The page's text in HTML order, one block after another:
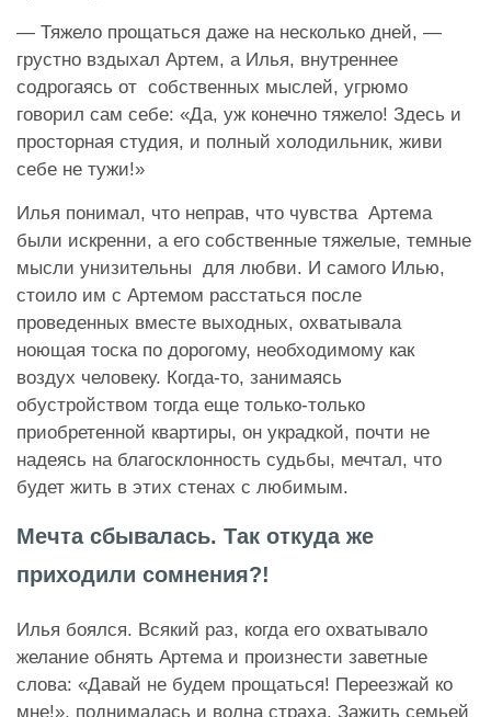
— Тяжело прощаться даже на несколько дней, —
грустно вздыхал Артем, а Илья, внутреннее
содрогаясь от собственных мыслей, угрюмо
говорил сам себе: «Да, уж конечно тяжело! Здесь и
просторная студия, и полный холодильник, живи
себе не тужи!»
Илья понимал, что неправ, что чувства Артема
были искренни, а его собственные тяжелые, темные
мысли унизительны для любви. И самого Илью,
стоило им с Артемом расстаться после
проведенных вместе выходных, охватывала
ноющая тоска по дорогому, необходимому как
воздух человеку. Когда-то, занимаясь
обустройством тогда еще только-только
приобретенной квартиры, он украдкой, почти не
надеясь на благосклонность судьбы, мечтал, что
будет жить в этих стенах с любимым.
Мечта сбывалась. Так откуда же
приходили сомнения?!
Илья боялся. Всякий раз, когда его охватывало
желание обнять Артема и произнести заветные
слова: «Давай не будем прощаться! Переезжай ко
мне!», поднималась и волна страха. Зажить семьей